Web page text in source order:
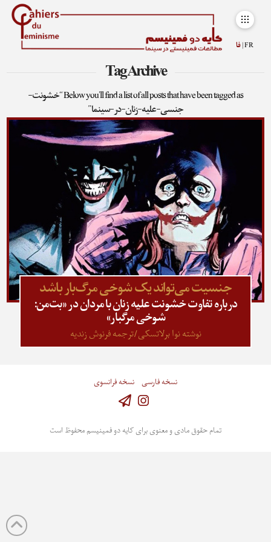
FR | فا
Tag Archive
Below you'll find a list of all posts that have been tagged as“خشونت-
جنسی-علیه-زنان-در-سینما”
جنسیت می‌تواند یک شوخی مرگ‌بار باشد
درباره تفاوت خشونت علیه زنان با مردان در «بت‌من:
شوخی مرگبار»
نوشته نوا برلاتسکی/ترجمه فرنوش زندیه
نسخه فارسی نسخه فرانسوی
تمام حقوق مادی و معنوی برای کایه دو فمینیسم محفوظ است